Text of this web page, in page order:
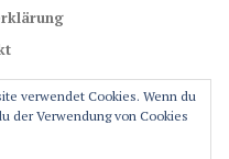
verwendet Cookies. Wenn du
der Verwendung von Cookies